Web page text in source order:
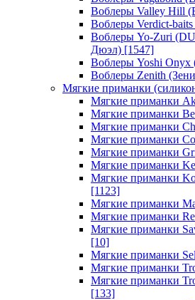
Воблеры Valley Hill
Воблеры Verdict-
Воблеры Yo-Zuri
Дюэл) [1547]
Воблеры Yoshi
Воблеры Zenith
Мягкие приманки
Мягкие приманки
Мягкие приманки
Мягкие приманки
Мягкие приманки
Мягкие приманки
Мягкие приманки
Мягкие приманки
[1123]
Мягкие приманки
Мягкие приманки
Мягкие приманки
[10]
Мягкие приманки
Мягкие приманки
Мягкие приманки
[133]